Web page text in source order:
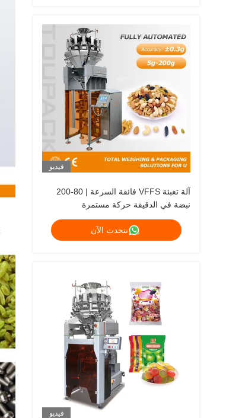
فيديو
آلة تعبئة VFFS فائقة السرعة | 80-200
نبضة في الدقيقة حركة مستمرة
نتحدث الآن
فيديو